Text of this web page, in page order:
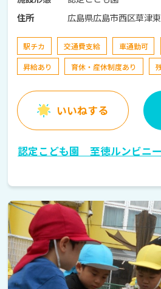
住所
広島県広島市西区草津
駅チカ 交通費支給 車通勤可
昇給あり
育休・産休制度あり
いいねする
認定こども園 至徳ルンビニ